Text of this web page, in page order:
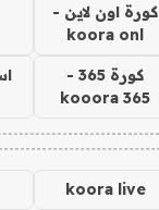
كورة اون لاين -
koora onl
كورة 365 -
kooora 365
koora live